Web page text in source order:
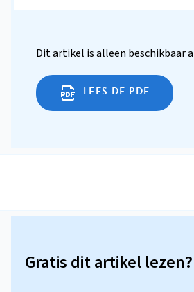
Dit artikel is alleen beschikbaar
LEES DE PDF
Gratis dit artikel lezen?